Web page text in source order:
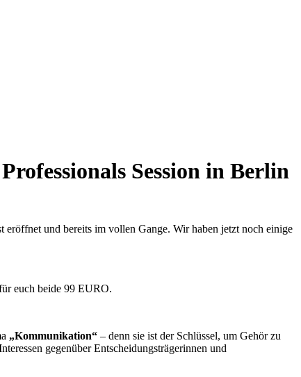
Session in Berlin
und bereits im vollen Gange. Wir haben jetzt noch einige
euch beide 99 EURO.
„Kommunikation“ – denn sie ist der Schlüssel, um Gehör zu
gegenüber Entscheidungsträgerinnen und